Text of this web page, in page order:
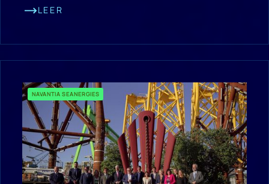
LEER
NAVANTIA SEANERGIES